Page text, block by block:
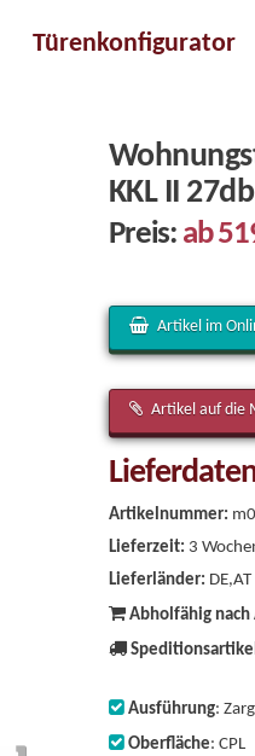
Türenkonfigurator
KKL II
Preis: ab
Artikel im
Artikel auf die
Artikelnummer:
Lieferzeit: 3
Lieferländer: DE,AT
Abholfähig nach
Ausführung:
Oberfläche: CPL